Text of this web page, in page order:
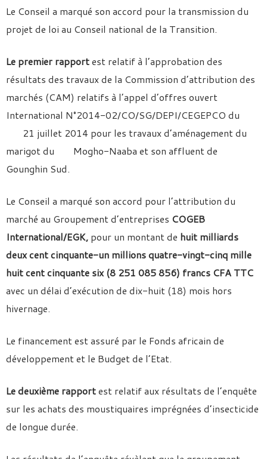
Le Conseil a marqué son accord pour la transmission du
projet de loi au Conseil national de la Transition.
Le premier rapportest relatif à l’approbation des
résultats des travaux de la Commission d’attribution des
marchés (CAM) relatifs à l’appel d’offres ouvert
International N°2014-02/CO/SG/DEPI/CEGEPCO du
21 juillet 2014 pour les travaux d’aménagement du
marigot du Mogho-Naaba et son affluent de
Gounghin Sud.
Le Conseil a marqué son accord pour l’attribution du
marché au Groupement d’entreprises COGEB
International/EGK, pour un montant de huit milliards
deux cent cinquante-un millions quatre-vingt-cinq mille
huit cent cinquante six (8 251 085 856) francs CFA TTC
avec un délai d’exécution de dix-huit (18) mois hors
hivernage.
Le financement est assuré par le Fonds africain de
développement et le Budget de l’Etat.
Le deuxième rapportest relatif aux résultats de l’enquête
sur les achats des moustiquaires imprégnées d’insecticide
de longue durée.